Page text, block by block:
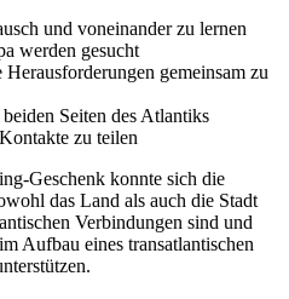
und voneinander zu lernen
werden gesucht
gemeinsam zu
Seiten des Atlantiks
zu teilen
Geschenk konnte sich die
das Land als auch die Stadt
Verbindungen sind und
Aufbau eines transatlantischen